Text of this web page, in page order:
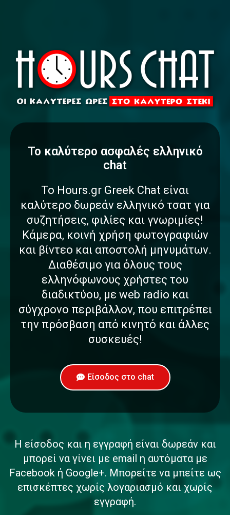
To καλύτερο ασφαλές ελληνικό
chat
Το Hours.gr Greek Chat είναι
καλύτερο δωρεάν ελληνικό τσατ για
συζητήσεις, φιλίες και γνωριμίες!
Κάμερα, κοινή χρήση φωτογραφιών
και βίντεο και αποστολή μηνυμάτων.
Διαθέσιμο για όλους τους
ελληνόφωνους χρήστες του
διαδικτύου, με web radio και
σύγχρονο περιβάλλον, που επιτρέπει
την πρόσβαση από κινητό και άλλες
συσκευές!
Είσοδος στο chat
Η είσοδος και η εγγραφή είναι δωρεάν και
μπορεί να γίνει με email η αυτόματα με
Facebook ή Google+. Μπορείτε να μπείτε ως
επισκέπτες χωρίς λογαριασμό και χωρίς
εγγραφή.